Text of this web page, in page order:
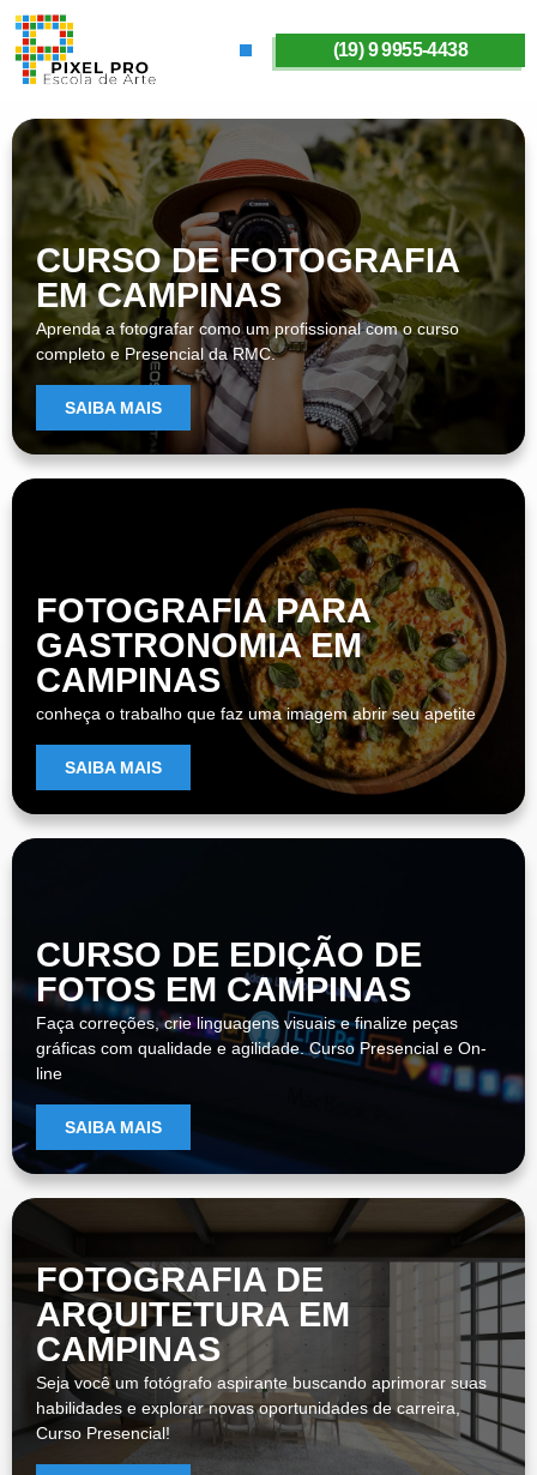
(19) 9 9955-4438
CURSO DE FOTOGRAFIA
EM CAMPINAS
Aprenda a fotografar como um profissional com o curso
completo e Presencial da RMC.
SAIBA MAIS
FOTOGRAFIA PARA
GASTRONOMIA EM
CAMPINAS
conheça o trabalho que faz uma imagem abrir seu apetite
SAIBA MAIS
CURSO DE EDIÇÃO DE
FOTOS EM CAMPINAS
Faça correções, crie linguagens visuais e finalize peças
gráficas com qualidade e agilidade. Curso Presencial e On-
line
SAIBA MAIS
FOTOGRAFIA DE
ARQUITETURA EM
CAMPINAS
Seja você um fotógrafo aspirante buscando aprimorar suas
habilidades e explorar novas oportunidades de carreira,
Curso Presencial!